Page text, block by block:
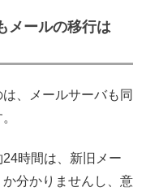
メールの移行は
、メールサーバも同
時間は、新旧メー
分かりませんし、意